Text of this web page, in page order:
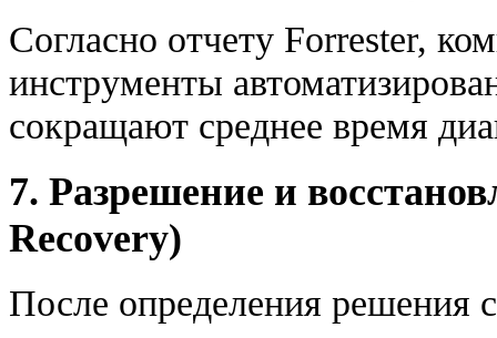
Согласно отчету Forrester,
инструменты
сокращают среднее время
7. Разрешение и
Recovery)
После определения решения